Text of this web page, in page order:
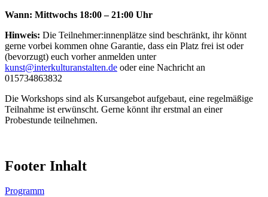
Wann: Mittwochs 18:00 – 21:00 Uhr
Hinweis: Die Teilnehmer:innenplätze sind beschränkt, ihr könnt
gerne vorbei kommen ohne Garantie, dass ein Platz frei ist oder
(bevorzugt) euch vorher anmelden unter
kunst@interkulturanstalten.de oder eine Nachricht an
015734863832
Die Workshops sind als Kursangebot aufgebaut, eine regelmäßige
Teilnahme ist erwünscht. Gerne könnt ihr erstmal an einer
Probestunde teilnehmen.
Footer Inhalt
Programm